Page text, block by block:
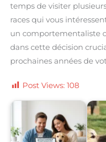
temps de visiter
races qui vous
un comportementaliste
dans cette décision
prochaines années de
Post Views: 108